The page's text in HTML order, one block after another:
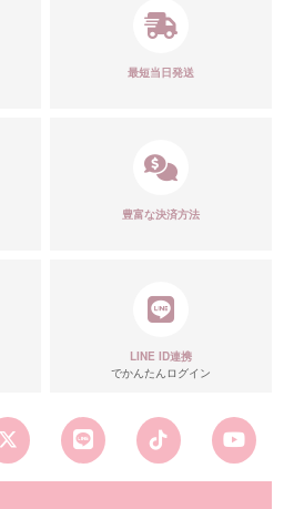
最短当日発送
豊富な決済方法
LINE ID連携
でかんたんログイン